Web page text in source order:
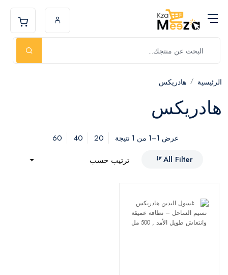
الرئيسية هادريكس
هادريكس
عرض 1–1 من 1 نتيجة 20
40
60
All Filter
ترتيب حسب